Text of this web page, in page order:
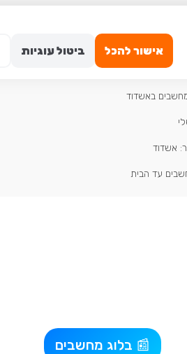
אישור להכל ביטול עוגיות למוצרים
מאובטחת
באשדוד
אשדוד
עד הבית
בלוג מחשבים